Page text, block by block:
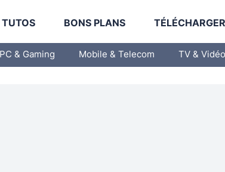
TUTOS BONS PLANS
PC & Gaming Mobile & Telecom TV & Vidéo